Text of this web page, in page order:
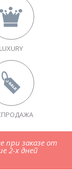
LUXURY
при заказе от
2-х дней